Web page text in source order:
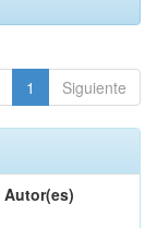
1 Siguiente
Autor(es)